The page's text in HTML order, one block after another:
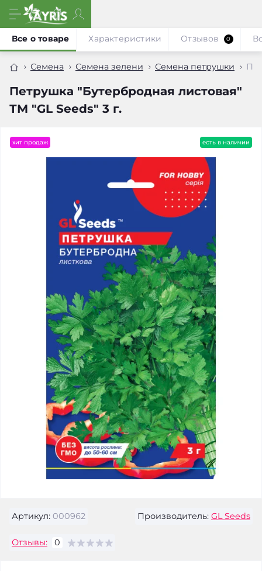
Семена Семена зелени Семена петрушки
Петрушка "Бутербродная листовая"
ТМ "GL Seeds" 3 г.
Все о товаре Характеристики Отзывов 0
хит продаж есть в наличии
Артикул: 000962 Производитель: GL Seeds
Отзывы: 0